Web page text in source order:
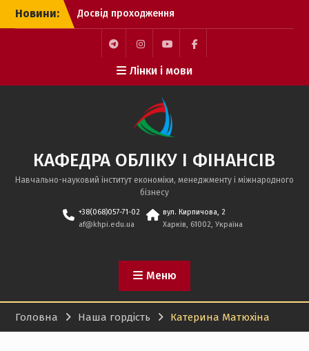
Перейти
Новини:
Досвід проходження
міжнародного
стажування за
програмою Erasmus+ у
Словаччині
Стажування Erasmus+ у
🌍 УСПІХ НАШОЇ
СТУДЕНТКИ: СТАЖУВАННЯ
Erasmus+!
telegraminstagramyoutubefacebook
Лінки і мови
КАФЕДРА ОБЛІКУ І ФІНАНСІВ
Навчально-науковий інститут економіки, менеджменту і міжнародного
бізнесу
+38(068)057-71-02
af@khpi.edu.ua
вул. Кирпичова, 2
Харків, 61002, Україна
Меню
Головна Наша гордість Катерина Матюхіна